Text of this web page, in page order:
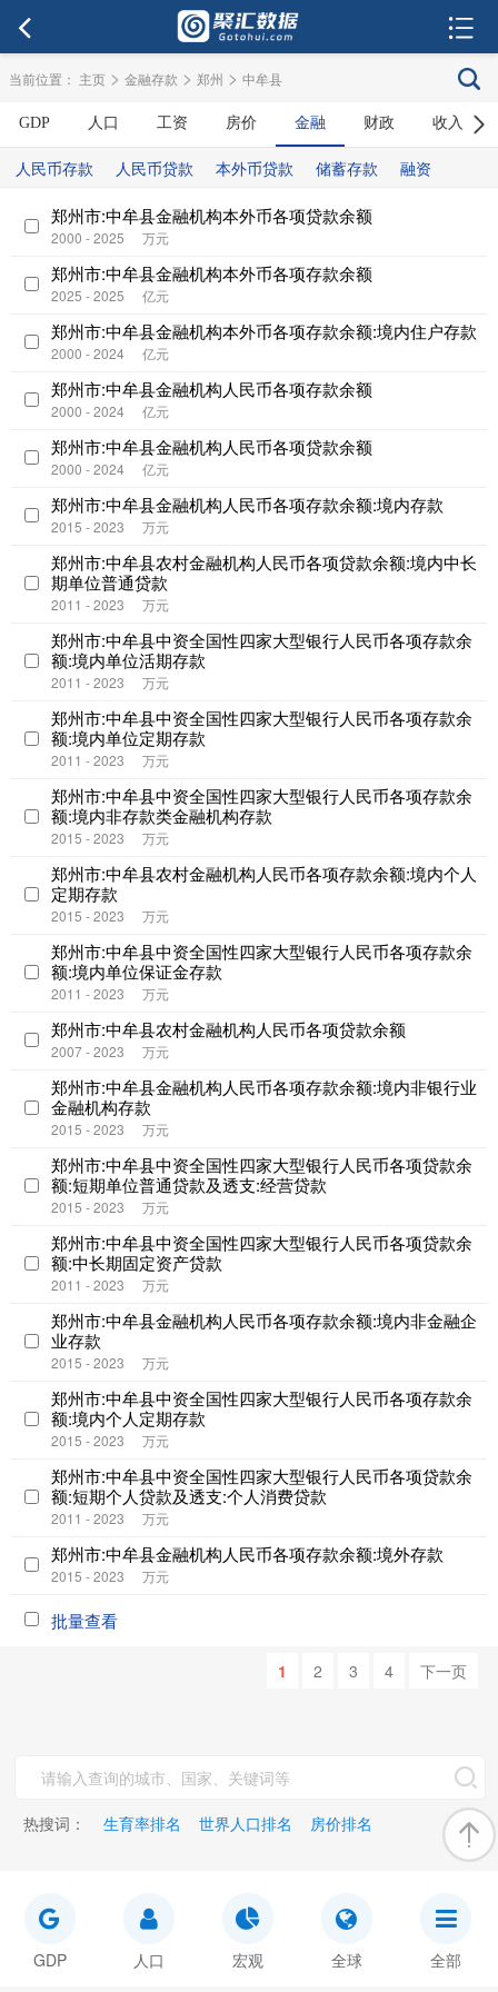
当前位置： 主页 > 金融存款 > 郑州 > 中牟县
GDP 人口 工资 房价 金融 财政 收入
人民币存款 人民币贷款 本外币贷款 储蓄存款 融资
郑州市:中牟县金融机构本外币各项贷款余额
2000 - 2025 万元
郑州市:中牟县金融机构本外币各项存款余额
2025 - 2025 亿元
郑州市:中牟县金融机构本外币各项存款余额:境内住户存款
2000 - 2024 亿元
郑州市:中牟县金融机构人民币各项存款余额
2000 - 2024 亿元
郑州市:中牟县金融机构人民币各项贷款余额
2000 - 2024 亿元
郑州市:中牟县金融机构人民币各项存款余额:境内存款
2015 - 2023 万元
郑州市:中牟县农村金融机构人民币各项贷款余额:境内中长
期单位普通贷款
2011 - 2023 万元
郑州市:中牟县中资全国性四家大型银行人民币各项存款余
额:境内单位活期存款
2011 - 2023 万元
郑州市:中牟县中资全国性四家大型银行人民币各项存款余
额:境内单位定期存款
2011 - 2023 万元
郑州市:中牟县中资全国性四家大型银行人民币各项存款余
额:境内非存款类金融机构存款
2015 - 2023 万元
郑州市:中牟县农村金融机构人民币各项存款余额:境内个人
定期存款
2015 - 2023 万元
郑州市:中牟县中资全国性四家大型银行人民币各项存款余
额:境内单位保证金存款
2011 - 2023 万元
郑州市:中牟县农村金融机构人民币各项贷款余额
2007 - 2023 万元
郑州市:中牟县金融机构人民币各项存款余额:境内非银行业
金融机构存款
2015 - 2023 万元
郑州市:中牟县中资全国性四家大型银行人民币各项贷款余
额:短期单位普通贷款及透支:经营贷款
2015 - 2023 万元
郑州市:中牟县中资全国性四家大型银行人民币各项贷款余
额:中长期固定资产贷款
2011 - 2023 万元
郑州市:中牟县金融机构人民币各项存款余额:境内非金融企
业存款
2015 - 2023 万元
郑州市:中牟县中资全国性四家大型银行人民币各项存款余
额:境内个人定期存款
2015 - 2023 万元
郑州市:中牟县中资全国性四家大型银行人民币各项贷款余
额:短期个人贷款及透支:个人消费贷款
2011 - 2023 万元
郑州市:中牟县金融机构人民币各项存款余额:境外存款
2015 - 2023 万元
批量查看
1 2 3 4 下一页
热搜词： 生育率排名 世界人口排名 房价排名
GDP 人口 宏观 全球 全部